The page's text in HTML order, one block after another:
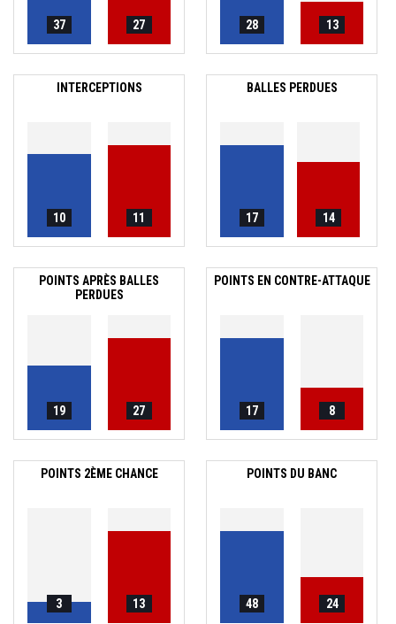
37 27 28 13
INTERCEPTIONS
10 11
BALLES PERDUES
17 14
POINTS APRÈS BALLES
PERDUES
19 27
POINTS EN CONTRE-ATTAQUE
17 8
POINTS 2ÈME CHANCE
3 13
POINTS DU BANC
48 24